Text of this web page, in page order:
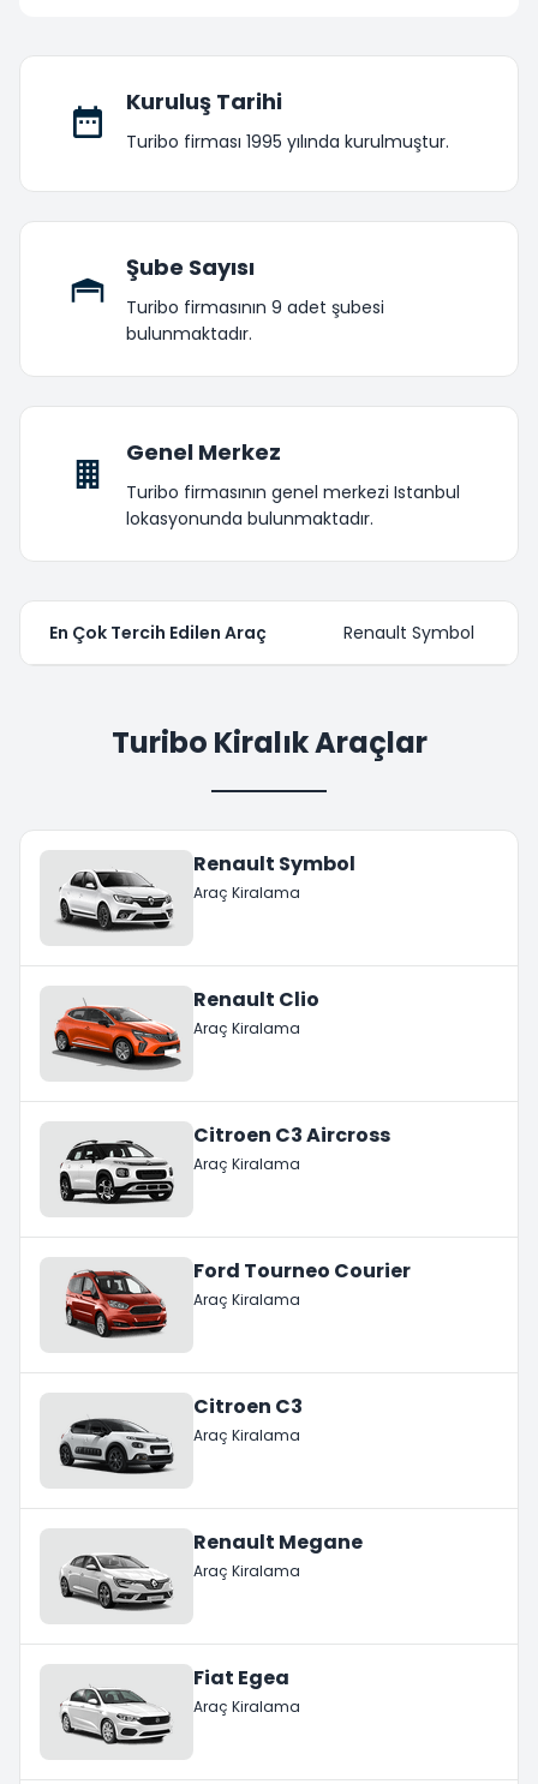
Kuruluş Tarihi
Turibo firması 1995 yılında kurulmuştur.
Şube Sayısı
Turibo firmasının 9 adet şubesi
bulunmaktadır.
Genel Merkez
Turibo firmasının genel merkezi Istanbul
lokasyonunda bulunmaktadır.
En Çok Tercih Edilen Araç Renault Symbol
Turibo Kiralık Araçlar
Renault Symbol
Araç Kiralama
Renault Clio
Araç Kiralama
Citroen C3 Aircross
Araç Kiralama
Ford Tourneo Courier
Araç Kiralama
Citroen C3
Araç Kiralama
Renault Megane
Araç Kiralama
Fiat Egea
Araç Kiralama